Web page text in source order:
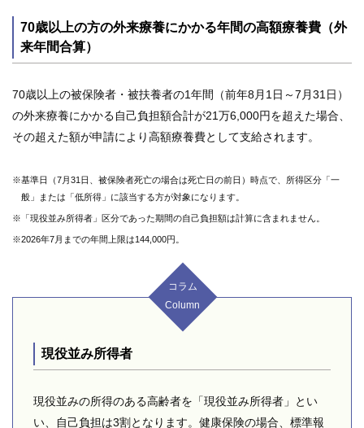
70歳以上の方の外来療養にかかる年間の高額療養費（外
来年間合算）
70歳以上の被保険者・被扶養者の1年間（前年8月1日～7月31日）
の外来療養にかかる自己負担額合計が21万6,000円を超えた場合、
その超えた額が申請により高額療養費として支給されます。
※基準日（7月31日、被保険者死亡の場合は死亡日の前日）時点で、所得区分「一
般」または「低所得」に該当する方が対象になります。
※「現役並み所得者」区分であった期間の自己負担額は計算に含まれません。
※2026年7月までの年間上限は144,000円。
コラム
Column
現役並み所得者
現役並みの所得のある高齢者を「現役並み所得者」とい
い、自己負担は3割となります。健康保険の場合、標準報